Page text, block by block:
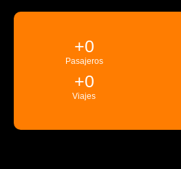
Pasajeros
+0
Viajes
+0